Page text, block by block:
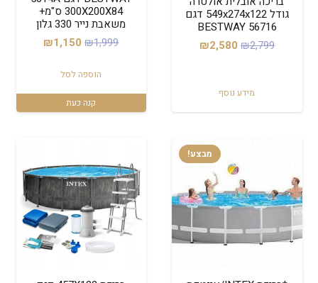
גודל 549x274x122 דגם
56716 BESTWAY
₪2,799
המחיר
₪2,799.
₪2,580
מידע נוסף
300X200X84 ס"מ+
משאבת נייר 330 גלון
₪1,999
המחיר
היה:
₪1,999.
₪1,150
המחיר
₪1,150.
הוספה לסל
קנה כעת
מבצע!